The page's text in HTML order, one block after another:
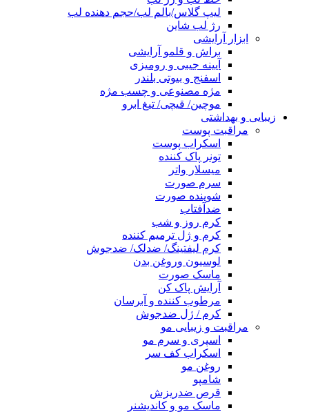
لیپ گلاس/بالم لب/حجم دهنده لب
رژ لب شاین
ابزار آرایشی
براش و قلمو آرایشی
آیینه جیبی و رومیزی
اسفنج و بیوتی بلندر
مژه مصنوعی و چسب مژه
موچین/ قیچی/ تیغ ابرو
زیبایی و بهداشتی
مراقبت پوست
اسکراب پوست
تونر پاک کننده
میسلار واتر
سرم صورت
شوینده صورت
ضدآفتاب
کرم روز و شب
کرم و ژل ترمیم کننده
کرم لیفتینگ/ ضدلک/ ضدجوش
لوسیون وروغن بدن
ماسک صورت
آرایش پاک کن
مرطوب کننده و آبرسان
کرم / ژل ضدجوش
مراقبت و زیبایی مو
اسپری و سرم مو
اسکراب کف سر
روغن مو
شامپو
قرص ضدریزش
ماسک مو و کاندیشنر